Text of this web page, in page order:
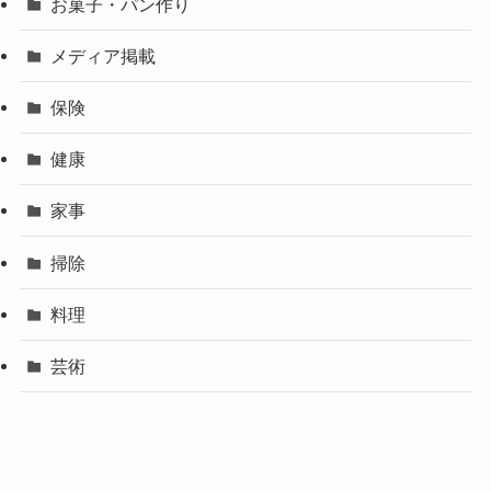
お菓子・パン作り
メディア掲載
保険
健康
家事
掃除
料理
芸術